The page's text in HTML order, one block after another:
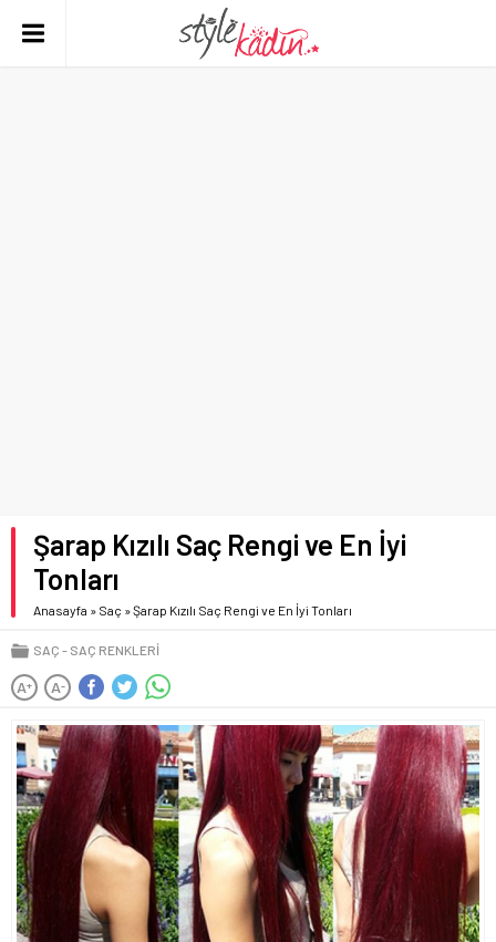
Şarap Kızılı Saç Rengi ve En İyi
Tonları
Anasayfa » Saç »Şarap Kızılı Saç Rengi ve En İyi Tonları
SAÇ SAÇ RENKLERI
A+ A-